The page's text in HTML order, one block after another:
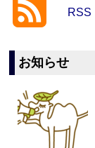
RSS
お知らせ